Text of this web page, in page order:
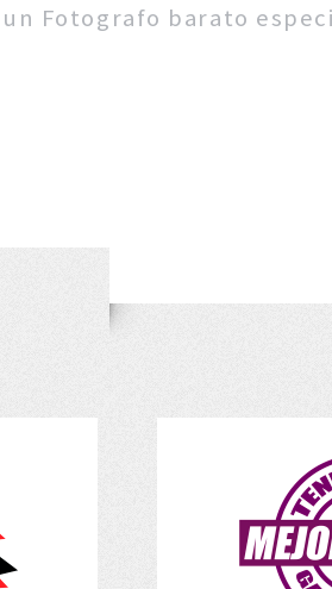
Fotografo barato